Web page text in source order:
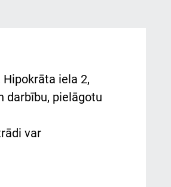
iela 2,
darbību, pielāgotu
var